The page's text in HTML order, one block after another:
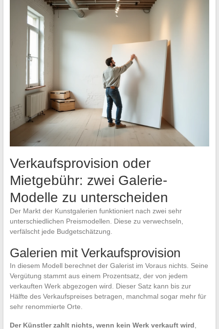
Verkaufsprovision oder
Mietgebühr: zwei Galerie-
Modelle zu unterscheiden
Der Markt der Kunstgalerien funktioniert nach zwei sehr
unterschiedlichen Preismodellen. Diese zu verwechseln,
verfälscht jede Budgetschätzung.
Galerien mit Verkaufsprovision
In diesem Modell berechnet der Galerist im Voraus nichts. Seine
Vergütung stammt aus einem Prozentsatz, der von jedem
verkauften Werk abgezogen wird. Dieser Satz kann bis zur
Hälfte des Verkaufspreises betragen, manchmal sogar mehr für
sehr renommierte Orte.
Der Künstler zahlt nichts, wenn kein Werk verkauft wird